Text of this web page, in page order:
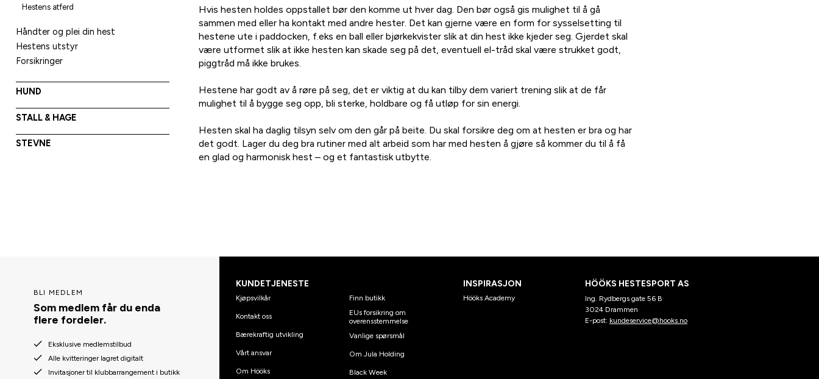
Hestens atferd
Håndter og plei din hest
Hestens utstyr
Forsikringer
HUND
STALL & HAGE
STEVNE
Hvis hesten holdes oppstallet bør den komme ut hver dag. Den bør også gis mulighet til å gå
sammen med eller ha kontakt med andre hester. Det kan gjerne være en form for sysselsetting til
hestene ute i paddocken, f.eks en ball eller bjørkekvister slik at din hest ikke kjeder seg. Gjerdet skal
være utformet slik at ikke hesten kan skade seg på det, eventuell el-tråd skal være strukket godt,
piggtråd må ikke brukes.
Hestene har godt av å røre på seg, det er viktig at du kan tilby dem variert trening slik at de får
mulighet til å bygge seg opp, bli sterke, holdbare og få utløp for sin energi.
Hesten skal ha daglig tilsyn selv om den går på beite. Du skal forsikre deg om at hesten er bra og har
det godt. Lager du deg bra rutiner med alt arbeid som har med hesten å gjøre så kommer du til å få
en glad og harmonisk hest – og et fantastisk utbytte.
BLI MEDLEM
Som medlem får du enda
flere fordeler.
Eksklusive medlemstilbud
Alle kvitteringer lagret digitalt
Invitasjoner til klubbarrangement i butikk
KUNDETJENESTE
Kjøpsvilkår
Kontakt oss
Bærekraftig utvikling
Vårt ansvar
Om Hööks
Finn butikk
EUs forsikring om
overensstemmelse
Vanlige spørsmål
Om Jula Holding
Black Week
INSPIRASJON
Hööks Academy
HÖÖKS HESTESPORT AS
Ing. Rydbergs gate 56 B
3024 Drammen
E-post: kundeservice@hooks.no